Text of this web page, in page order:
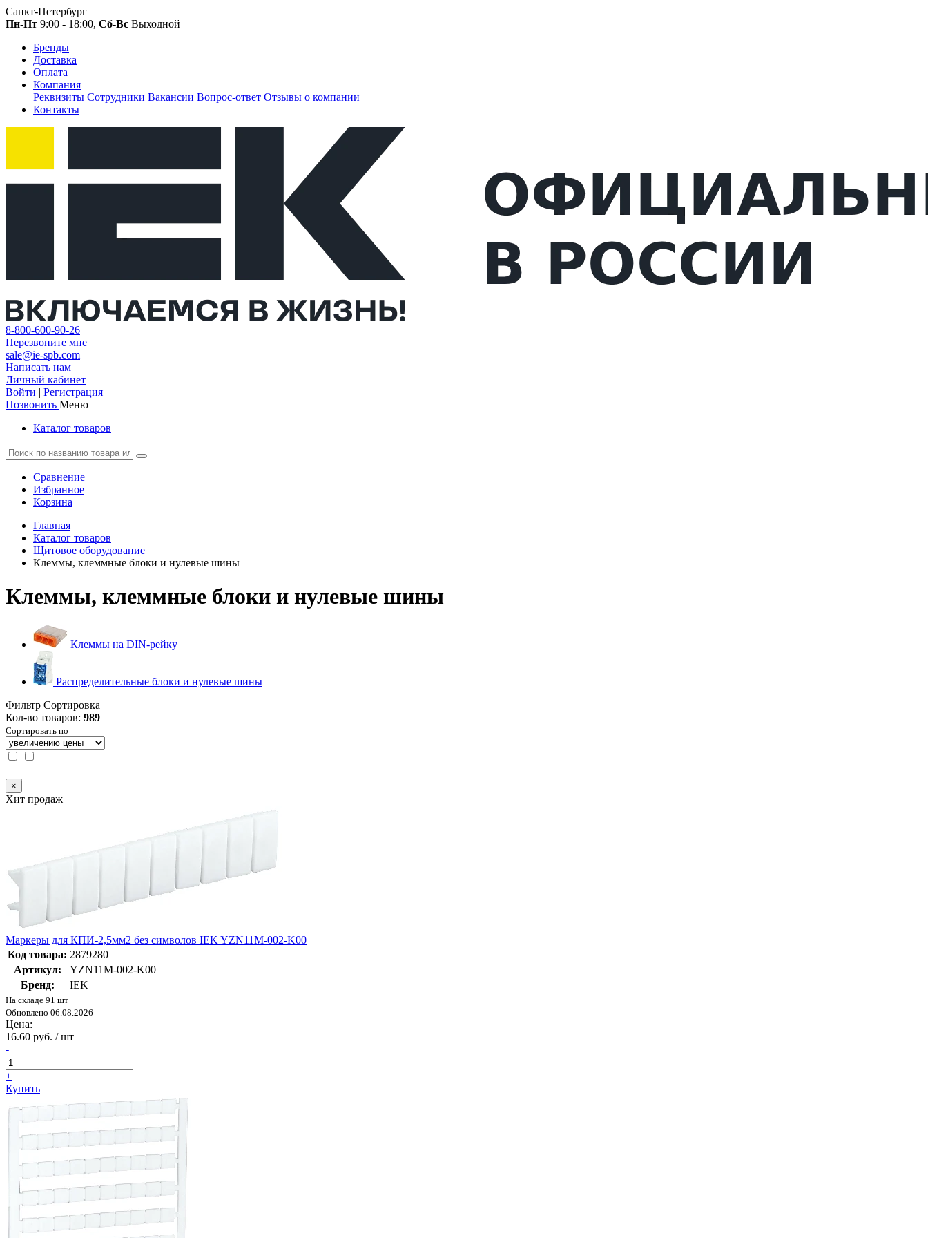
Санкт-Петербург
Пн-Пт 9:00 - 18:00, Сб-Вс Выходной
Бренды
Доставка
Оплата
Компания
Реквизиты Сотрудники Вакансии Вопрос-ответ Отзывы о компании
Контакты
8-800-600-90-26
Перезвоните мне
sale@ie-spb.com
Написать нам
Личный кабинет
Войти | Регистрация
Позвонить Меню
Каталог товаров
Сравнение
Избранное
Корзина
Главная
Каталог товаров
Щитовое оборудование
Клеммы, клеммные блоки и нулевые шины
Клеммы, клеммные блоки и нулевые шины
Клеммы на DIN-рейку
Распределительные блоки и нулевые шины
Фильтр Сортировка
Кол-во товаров: 989
Сортировать по
×
Хит продаж
Маркеры для КПИ-2,5мм2 без символов IEK YZN11M-002-K00
Код товара: 2879280
Артикул:
YZN11M-002-K00
Бренд:
IEK
На складе 91 шт
Обновлено 06.08.2026
Цена:
16.60 руб. / шт
-
+
Купить